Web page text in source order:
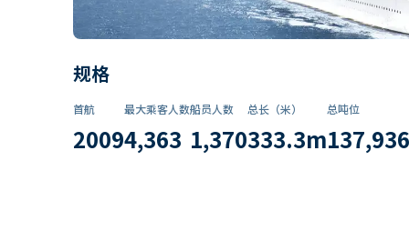
规格
首航
2009
最大乘客人数
4,363
船员人数
1,370
总长（米）
333.3m
总吨位
137,936